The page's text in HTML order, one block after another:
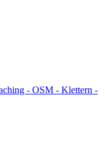
- OSM - Klettern -